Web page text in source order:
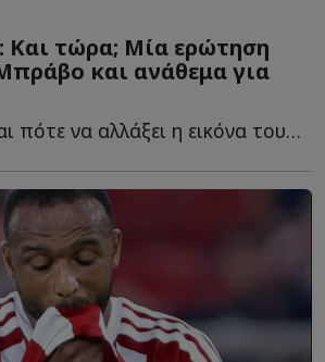
Και τώρα; Μία ερώτηση
και ανάθεμα για
Πόσο μπορεί και πότε να αλλάξει η εικόνα του Ολυμπιακού, η...